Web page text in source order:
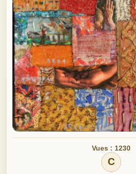
Vues : 1230
C